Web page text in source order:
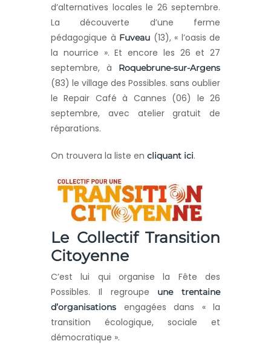
d’alternatives locales le 26 septembre.
La découverte d’une ferme
pédagogique à Fuveau (13), « l’oasis de
la nourrice ». Et encore les 26 et 27
septembre, à
Roquebrune-sur-Argens
(83) le village des Possibles. sans oublier
le Repair Café à Cannes (06) le 26
septembre, avec atelier gratuit de
réparations.
On trouvera la liste en cliquant ici.
Le Collectif Transition
Citoyenne
C’est lui qui organise la Fête des
Possibles. Il regroupe une trentaine
d’organisations engagées dans « la
transition écologique, sociale et
démocratique ».